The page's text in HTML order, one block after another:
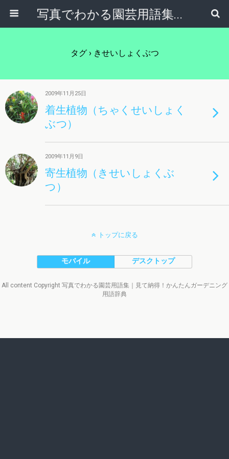
写真でわかる園芸用語集｜見て納得！かんたんガーデニング用語辞典
タグ › きせいしょくぶつ
2009年11月25日
着生植物（ちゃくせいしょく
ぶつ）
2009年11月9日
寄生植物（きせいしょくぶ
つ）
トップに戻る
モバイル デスクトップ
All content Copyright 写真でわかる園芸用語集｜見て納得！かんたんガーデニング
用語辞典